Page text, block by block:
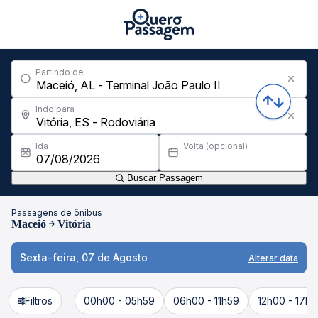
Partindo de
Indo para
Ida Volta (opcional)
Buscar Passagem
Passagens de ônibus
Maceió Vitória
Sexta-feira, 07 de Agosto Alterar data
Filtros 00h00 - 05h59 06h00 - 11h59 12h00 -